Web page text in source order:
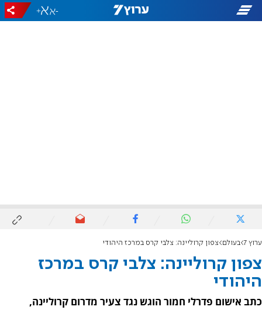
-
+
ערוץ 7 בעולם צפון קרוליינה: צלבי קרס במרכז היהודי
צפון קרוליינה: צלבי קרס במרכז
היהודי
כתב אישום פדרלי חמור הוגש נגד צעיר מדרום קרוליינה,